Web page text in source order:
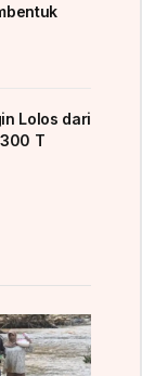
Lolos dari
T